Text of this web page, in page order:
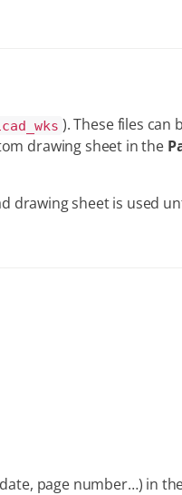
). These files can
drawing sheet in the
drawing sheet is used
page number…​) in